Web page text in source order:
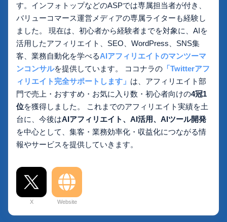
す。インフォトップなどのASPでは専属担当者が付き、
バリューコマース運営メディアの専属ライターも経験し
ました。 現在は、初心者から経験者までを対象に、AIを
活用したアフィリエイト、SEO、WordPress、SNS集
客、業務自動化を学べるAIアフィリエイトのマンツーマ
ンコンサルを提供しています。 ココナラの 「Twitterアフ
ィリエイト完全サポートします」 は、アフィリエイト部
門で売上・おすすめ・お気に入り数・初心者向けの4冠1
位を獲得しました。 これまでのアフィリエイト実績を土
台に、今後はAIアフィリエイト、AI活用、AIツール開発
を中心として、集客・業務効率化・収益化につながる情
報やサービスを提供していきます。
X Website